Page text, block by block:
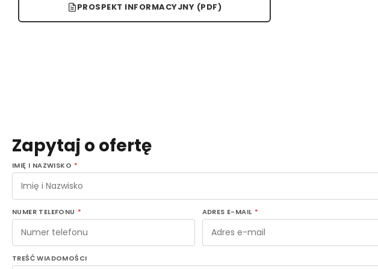
PROSPEKT INFORMACYJNY (PDF)
Zapytaj o ofertę
IMIĘ I NAZWISKO *
NUMER TELEFONU * ADRES E-MAIL *
TREŚĆ WIADOMOŚCI